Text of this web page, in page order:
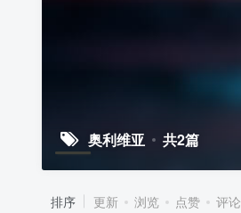
奥利维亚 共2篇
排序 更新 浏览 点赞 评论